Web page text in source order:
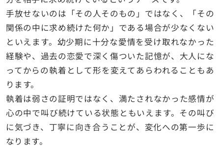
手放せないのは「その人そのもの」ではなく、「その
関係の中に求め続けた何か」である場合が少なくない
といえます。幼少期に十分な愛情を受け取れなかった
経験や、過去の恋愛で深く傷ついた記憶が、大人にな
ってからの執着として形を変えてあらわれることもあ
ります。
執着は弱さの証明ではなく、満たされなかった感情が
心の中で叫び続けている状態ともいえます。その叫び
に気づき、丁寧に向き合うことが、変化への第一歩に
なります。